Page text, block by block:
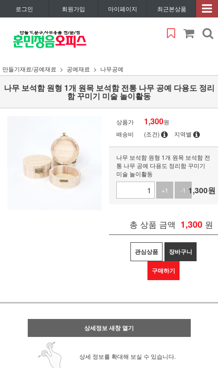
로그인 회원가입 마이페이지 최근본상품
만들기재료/공예재료 공예재료 나무공예
나무 보석함 원형 1개 원목 보석함 전통 나무 공예 다용도 정리
함 꾸미기 미술 놀이활동
상품가 1,300원
배송비
(조건) 지역별
나무 보석함 원형 1개 원목 보석함 전
통 나무 공예 다용도 정리함 꾸미기
미술 놀이활동
+1
-1 1,300원
총 상품 금액 1,300 원
관심상품 장바구니
구매하기
상세정보 새창 열기
상세 정보를 확대해 보실 수 있습니다.